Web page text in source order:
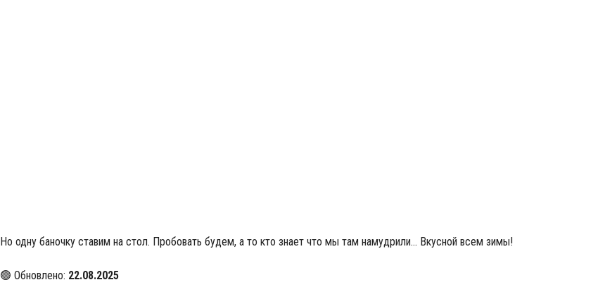
Но одну баночку ставим на стол. Пробовать будем, а то кто знает что мы там намудрили… Вкусной всем зимы!
🟢 Обновлено: 22.08.2025